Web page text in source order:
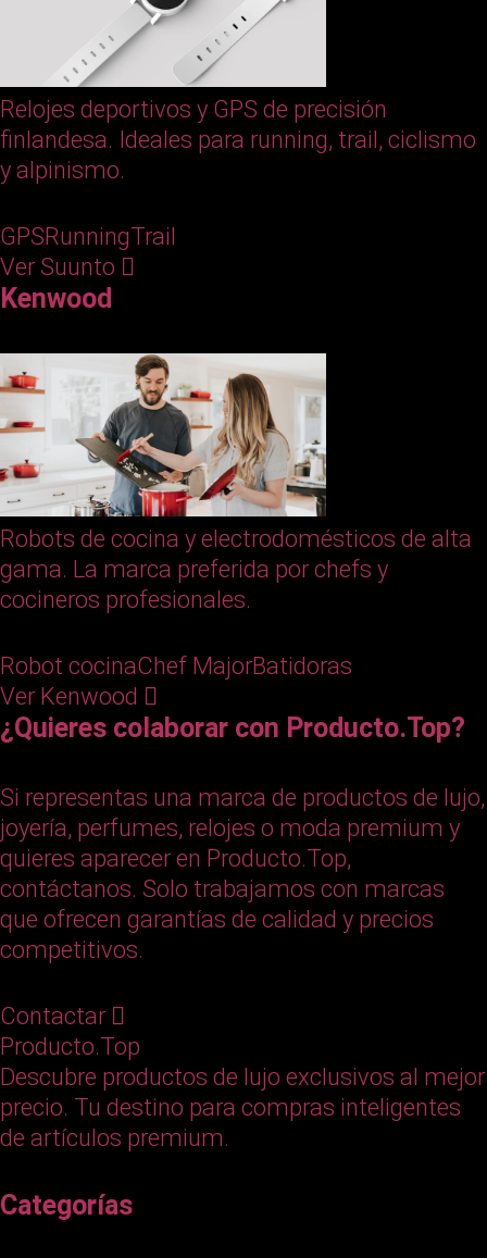
Relojes deportivos y GPS de precisión
finlandesa. Ideales para running, trail, ciclismo
y alpinismo.
GPSRunningTrail
Ver Suunto
Kenwood
Robots de cocina y electrodomésticos de alta
gama. La marca preferida por chefs y
cocineros profesionales.
Robot cocinaChef MajorBatidoras
Ver Kenwood
¿Quieres colaborar con Producto.Top?
Si representas una marca de productos de lujo,
joyería, perfumes, relojes o moda premium y
quieres aparecer en Producto.Top,
contáctanos. Solo trabajamos con marcas
que ofrecen garantías de calidad y precios
competitivos.
Contactar
Producto.Top
Descubre productos de lujo exclusivos al mejor
precio. Tu destino para compras inteligentes
de artículos premium.
Categorías